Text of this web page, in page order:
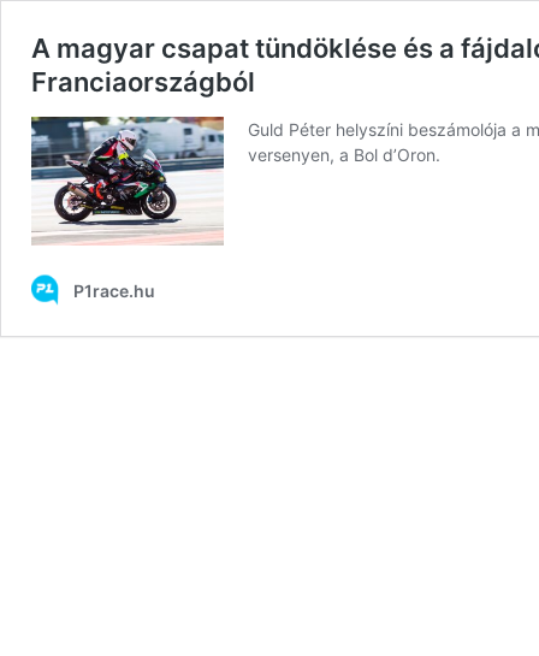
A magyar csapat tündöklése és a
Franciaországból
Guld Péter helyszíni beszámolója a
versenyen, a Bol d’Oron.
P1race.hu